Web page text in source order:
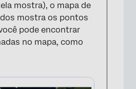
mostra), o mapa de
mostra os pontos
pode encontrar
no mapa, como